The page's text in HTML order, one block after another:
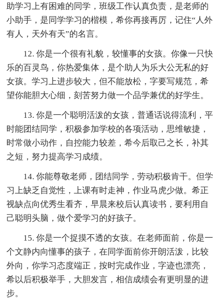
助学习上有困难的同学，班级工作认真负责，是老师的
小助手，是同学学习的楷模，希你再接再厉，记住“人外
有人，天外有天”的名言。
12. 你是一个很有礼貌，较懂事的女孩。你像一只快
乐的百灵鸟，你热爱集体，是个助人为乐大公无私的好
女孩。学习上进步较大，但不能放松，字要写规范，希
望你能胆大心细，刻苦努力做一个品学兼优的好学生。
13. 你是一个聪明活泼的女孩，普通话说得流利，平
时能团结同学，积极参加学校的各项活动，思维敏捷，
时常做小动作，自控能力较差，希今后取己之长，补其
之短，努力提高学习成绩。
14. 你能尊敬老师，团结同学，劳动积极肯干。但学
习上缺乏自觉性，上课有时走神，作业马虎少做。希正
视缺点向优秀生看齐，早晨来校后认真读书，要利用自
己聪明头脑，做个爱学习的好孩子。
15. 你是一个捉摸不透的女孩。在老师面前，你是一
个文静内向懂事的孩子，在同学面前你开朗活泼，比较
外向，你学习态度端正，按时完成作业，字迹也漂亮，
希以后积极举手，大胆发言，相信成绩会有更明显的进
步。